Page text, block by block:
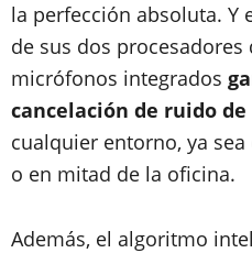
la perfección absoluta. Y
de sus dos
micrófonos integrados
cancelación de ruido
cualquier entorno, ya
o en mitad de la oficina.
Además, el algoritmo